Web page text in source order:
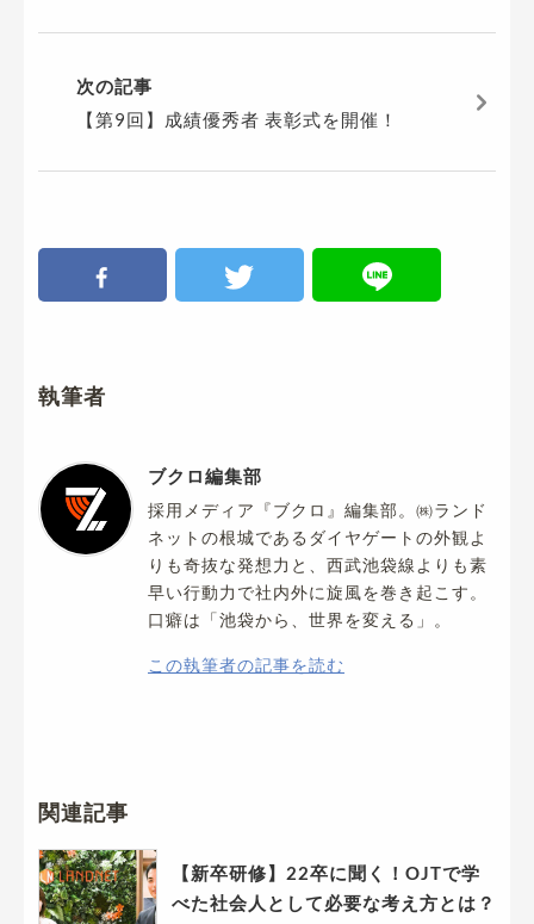
次の記事
【第9回】成績優秀者 表彰式を開催！
執筆者
ブクロ編集部
採用メディア『ブクロ』編集部。㈱ランド
ネットの根城であるダイヤゲートの外観よ
りも奇抜な発想力と、西武池袋線よりも素
早い行動力で社内外に旋風を巻き起こす。
口癖は「池袋から、世界を変える」。
この執筆者の記事を読む
関連記事
【新卒研修】22卒に聞く！OJTで学
べた社会人として必要な考え方とは？